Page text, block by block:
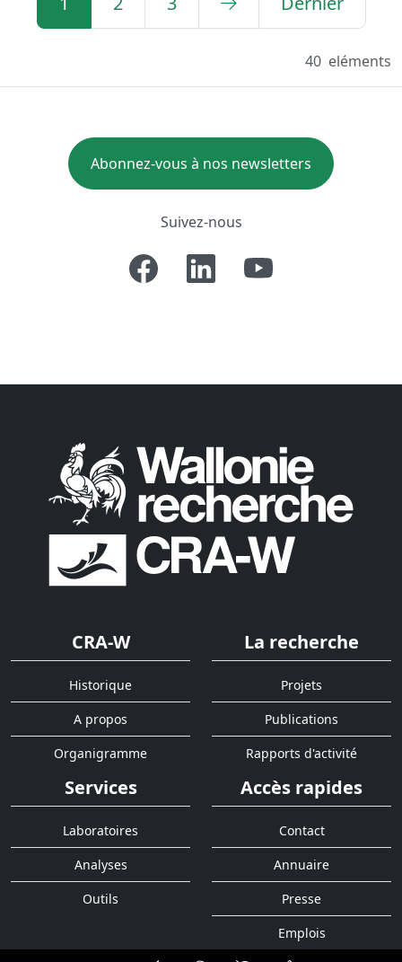
40 eléments
Abonnez-vous à nos newsletters
Suivez-nous
CRA-W
Historique
A propos
Organigramme
La recherche
Projets
Publications
Rapports d'activité
Services
Laboratoires
Analyses
Outils
Accès rapides
Contact
Annuaire
Presse
Emplois